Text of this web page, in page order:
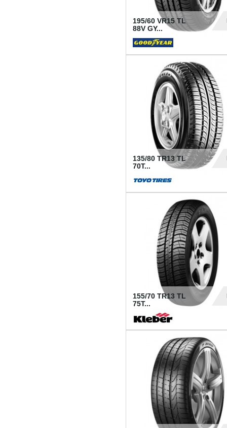
195/60 VR15 TL
88V GY...
135/80 TR13 TL
70T...
155/70 TR13 TL
75T...